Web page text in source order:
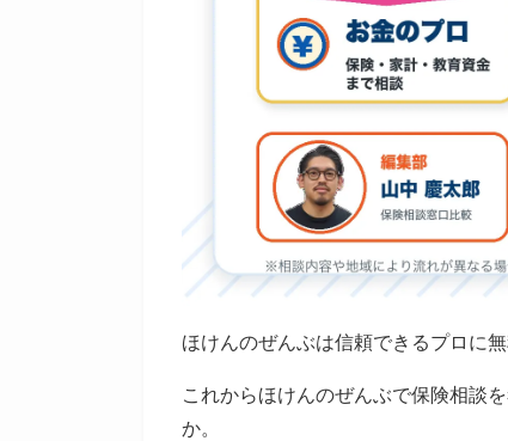
ほけんのぜんぶは信頼できるプロに
これからほけんのぜんぶで保険相談
か。